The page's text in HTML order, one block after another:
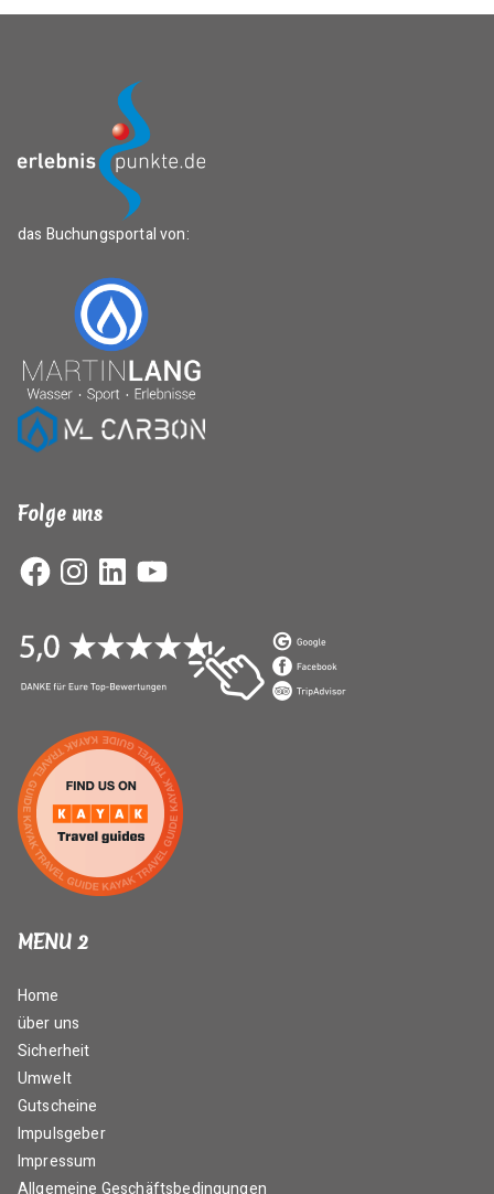
das Buchungsportal von:
Folge uns
FacebookInstagramLinkedInYouTube
MENU 2
Home
über uns
Sicherheit
Umwelt
Gutscheine
Impulsgeber
Impressum
Allgemeine Geschäftsbedingungen